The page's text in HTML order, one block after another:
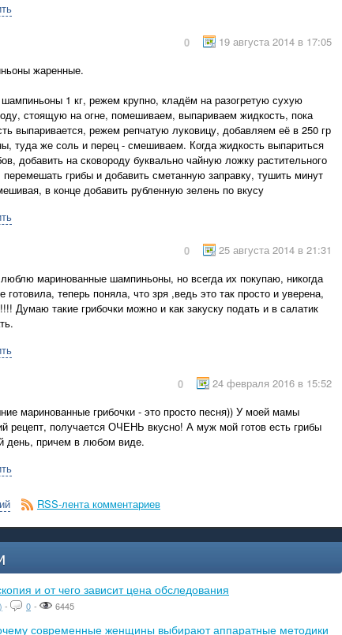
19 августа 2014 в 17:05
0
жаренные.
1 кг, режем крупно, кладём на разогретую сухую
стоящую на огне, помешиваем, выпариваем жидкость, пока
выпаривается, режем репчатую луковицу, добавляем её в 250 гр
туда же соль и перец - смешиваем. Когда жидкость выпариться
добавить на сковороду буквально чайную ложку растительного
грибы и добавить сметанную заправку, тушить минут
в конце добавить рубленную зелень по вкусу
25 августа 2014 в 21:31
0
маринованные шампиньоны, но всегда их покупаю, никогда
готовила, теперь поняла, что зря ,ведь это так просто и уверена,
Думаю такие грибочки можно и как закуску подать и в салатик
24 февраля 2016 в 15:52
0
маринованные грибочки - это просто песня)) У моей мамы
рецепт, получается ОЧЕНЬ вкусно! А муж мой готов есть грибы
день, причем в любом виде.
RSS-лента комментариев
и от чего зависит цена обследования
- 0 - 6445
современные женщины выбирают аппаратные методики